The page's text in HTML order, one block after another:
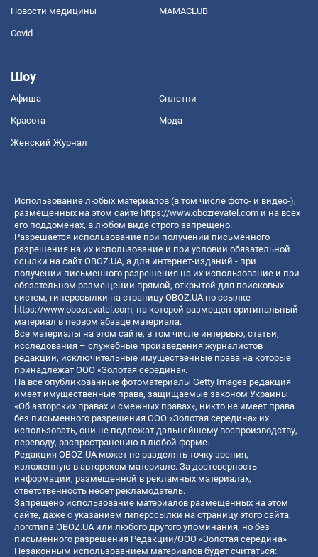
Новости медицины MAMACLUB
Covid
Шоу
Афиша Сплетни
Красота Мода
Женский Журнал
Использование любых материалов (в том числе фото- и видео-),
размещенных на этом сайте https://www.obozrevatel.com и на всех
его поддоменах, в любом виде строго запрещено.
Разрешается использование при получении письменного
разрешения на их использование и при условии обязательной
ссылки на сайт OBOZ.UA, а для интернет-изданий - при
получении письменного разрешения на их использование и при
обязательном размещении прямой, открытой для поисковых
систем, гиперссылки на страницу OBOZ.UA по ссылке
https://www.obozrevatel.com, на которой размещен оригинальный
материал в первом абзаце материала.
Все материалы на этом сайте, в том числе интервью, статьи,
исследования – служебные произведения журналистов
редакции, исключительные имущественные права на которые
принадлежат ООО «Золотая середина».
На все опубликованные фотоматериалы Getty Images редакция
имеет имущественные права, защищаемые законом Украины
«Об авторских правах и смежных правах», никто не имеет права
без письменного разрешения ООО «Золотая середина» их
использовать, они не подлежат дальнейшему воспроизводству,
переводу, распространению в любой форме.
Редакция OBOZ.UA может не разделять точку зрения,
изложенную в авторском материале. За достоверность
информации, размещенной в рекламных материалах,
ответственность несет рекламодатель.
Запрещено использование материалов размещенных на этом
сайте, даже с указанием гиперссылки на страницу этого сайта,
логотипа OBOZ.UA или любого другого упоминания, но без
письменного разрешения Редакции/ООО «Золотая середина»
Незаконным использованием материалов будет считаться: